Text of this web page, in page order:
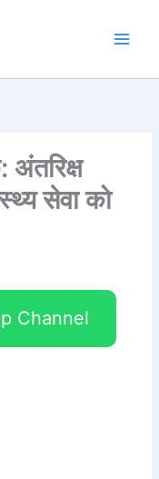
सेवा को
Channel